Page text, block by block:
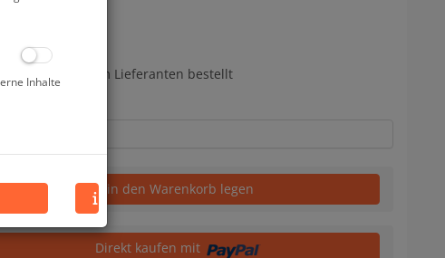
ist bereits beim Lieferanten bestellt
in den Warenkorb legen
Direkt kaufen mit
Inhalte